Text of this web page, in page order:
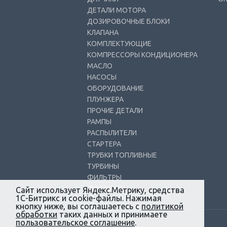
ДЕТАЛИ МОТОРА
ДОЗИРОВОЧНЫЕ БЛОКИ
КЛАПАНА
КОМПЛЕКТУЮЩИЕ
КОМПРЕССОРЫ КОНДИЦИОНЕРА
МАСЛО
НАСОСЫ
ОБОРУДОВАНИЕ
ПЛУНЖЕРА
ПРОЧИЕ ДЕТАЛИ
РАМПЫ
РАСПЫЛИТЕЛИ
СТАРТЕРА
ТРУБКИ ТОПЛИВНЫЕ
ТУРБИНЫ
ФИЛЬТРЫ
ФОРСУНКИ
Сайт использует Яндекс.Метрику, средства
1С-Битрикс и cookie-файлы. Нажимая
кнопку ниже, вы соглашаетесь с политикой
обработки таких данных и принимаете
пользовательское соглашение.